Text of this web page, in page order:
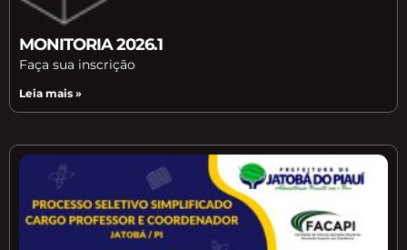
MONITORIA 2026.1
Faça sua inscrição
Leia mais »